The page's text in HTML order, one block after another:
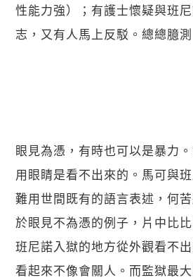
性能力強）；有護士懷疑與班
志，又有人馬上反駁。總總臆
眼見為憑，有時也可以是暴力
用眼睛是看不出來的。馬可與
難用世間既有的語言表述，何
於眼見不為憑的例子，片中比
班尼諾入獄的地方從外觀看不
看起來不像會關人。而監獄最